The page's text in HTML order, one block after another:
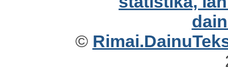
©